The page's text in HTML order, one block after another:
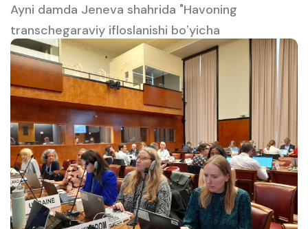
Ayni damda Jeneva shahrida "Havoning
transchegaraviy ifloslanishi boʼyicha
strategiyalar" mavzusida Ishchi guruhning 61-
sessiyasi boʼliboʼtmoqda.